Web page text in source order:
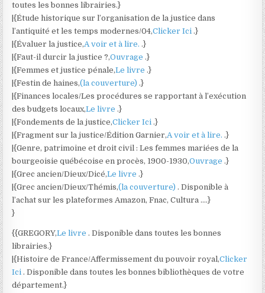
toutes les bonnes librairies.}
|{Étude historique sur l’organisation de la justice dans
l’antiquité et les temps modernes/04,Clicker Ici.}
|{Évaluer la justice,A voir et à lire..}
|{Faut-il durcir la justice ?,Ouvrage.}
|{Femmes et justice pénale,Le livre.}
|{Festin de haines,(la couverture).}
|{Finances locales/Les procédures se rapportant à l’exécution
des budgets locaux,Le livre.}
|{Fondements de la justice,Clicker Ici.}
|{Fragment sur la justice/Édition Garnier,A voir et à lire..}
|{Genre, patrimoine et droit civil : Les femmes mariées de la
bourgeoisie québécoise en procès, 1900-1930,Ouvrage.}
|{Grec ancien/Dieux/Dicé,Le livre.}
|{Grec ancien/Dieux/Thémis,(la couverture). Disponible à
l’achat sur les plateformes Amazon, Fnac, Cultura ….}
}
{{GREGORY,Le livre. Disponible dans toutes les bonnes
librairies.}
|{Histoire de France/Affermissement du pouvoir royal,Clicker
Ici. Disponible dans toutes les bonnes bibliothèques de votre
département.}